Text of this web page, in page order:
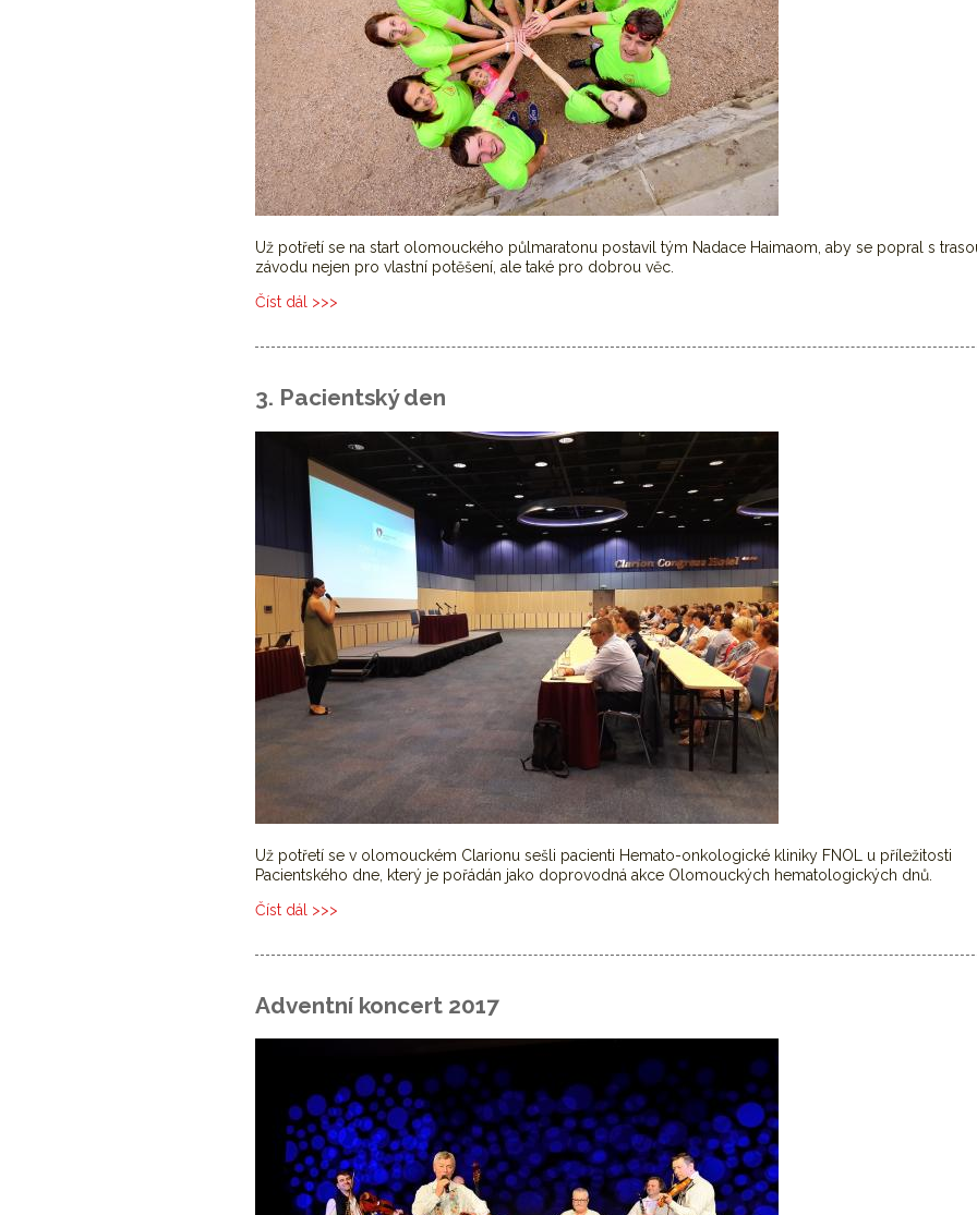
Už potřetí se na start olomouckého půlmaratonu postavil tým Nadace Haimaom, aby se popral s
závodu nejen pro vlastní potěšení, ale také pro dobrou věc.
Číst dál Potřetí jsme běželi pro dobrou věc
3. Pacientský den
Už potřetí se v olomouckém Clarionu sešli pacienti Hemato-onkologické kliniky FNOL u příležitosti
Pacientského dne, který je pořádán jako doprovodná akce Olomouckých hematologických dnů.
Číst dál 3. Pacientský den
Adventní koncert 2017